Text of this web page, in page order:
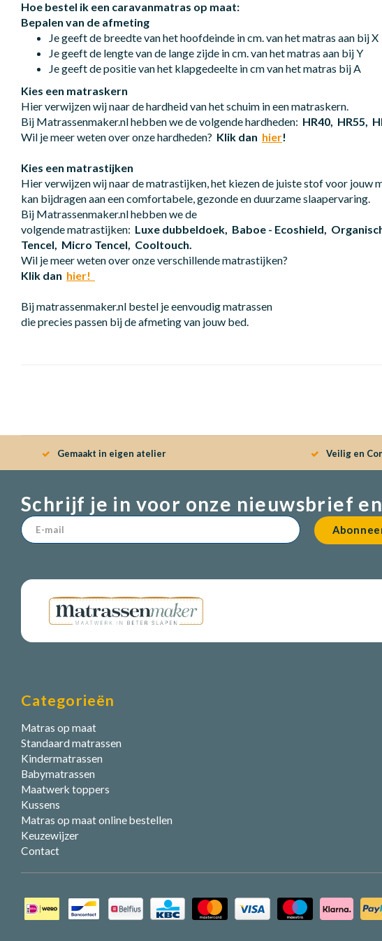
Hoe bestel ik een caravanmatras op maat:
Bepalen van de afmeting
Je geeft de breedte van het hoofdeinde in cm. van het matras aan bij X
Je geeft de lengte van de lange zijde in cm. van het matras aan bij Y
Je geeft de positie van het klapgedeelte in cm van het matras bij A
Kies een matraskern
Hier verwijzen wij naar de hardheid van het schuim in een matraskern.
Bij Matrassenmaker.nl hebben we de volgende hardheden: HR40, HR55,
Wil je meer weten over onze hardheden? Klik dan hier!
Kies een matrastijken
Hier verwijzen wij naar de matrastijken, het kiezen de juiste stof voor jouw
kan bijdragen aan een comfortabele, gezonde en duurzame slaapervaring.
Bij Matrassenmaker.nl hebben we de
volgende matrastijken: Luxe dubbeldoek, Baboe - Ecoshield,
Tencel, Micro Tencel, Cooltouch.
Wil je meer weten over onze verschillende matrastijken?
Klik dan hier!
Bij matrassenmaker.nl bestel je eenvoudig matrassen
die precies passen bij de afmeting van jouw bed.
Gemaakt in eigen atelier Veilig en
Schrijf je in voor onze nieuwsbrief
Categorieën
Matras op maat
Standaard matrassen
Kindermatrassen
Babymatrassen
Maatwerk toppers
Kussens
Matras op maat online bestellen
Keuzewijzer
Contact